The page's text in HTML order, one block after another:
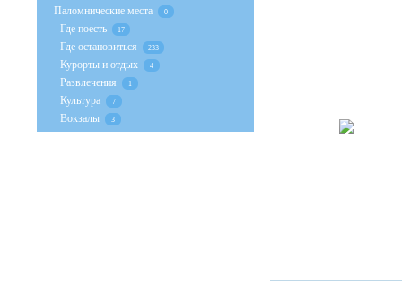
Паломнические места 0
Где поесть 17
Где остановиться 233
Курорты и отдых 4
Развлечения 1
Культура 7
Вокзалы 3